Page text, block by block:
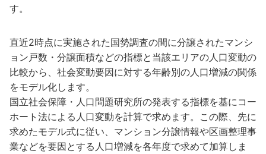
す。
直近2時点に実施された国勢調査の間に分譲されたマンシ
ョン戸数・分譲面積などの指標と当該エリアの人口変動の
比較から、社会変動要因に対する年齢別の人口増減の関係
をモデル化します。
国立社会保障・人口問題研究所の発表する指標を基にコー
ホート法による人口変動を計算で求めます。この際、先に
求めたモデル式に従い、マンション分譲情報や区画整理事
業などを要因とする人口増減を各年度で求めて加算しま